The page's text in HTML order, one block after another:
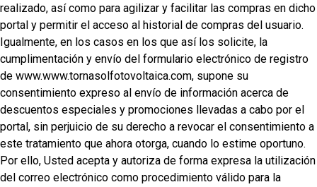
realizado, así como para agilizar y facilitar las compras en dicho
portal y permitir el acceso al historial de compras del usuario.
Igualmente, en los casos en los que así los solicite, la
cumplimentación y envío del formulario electrónico de registro
de www.www.tornasolfotovoltaica.com, supone su
consentimiento expreso al envío de información acerca de
descuentos especiales y promociones llevadas a cabo por el
portal, sin perjuicio de su derecho a revocar el consentimiento a
este tratamiento que ahora otorga, cuando lo estime oportuno.
Por ello, Usted acepta y autoriza de forma expresa la utilización
del correo electrónico como procedimiento válido para la